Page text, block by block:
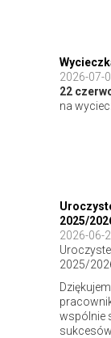
2026-07-
22
na
2025/
2026-06-
2025/
wspólnie